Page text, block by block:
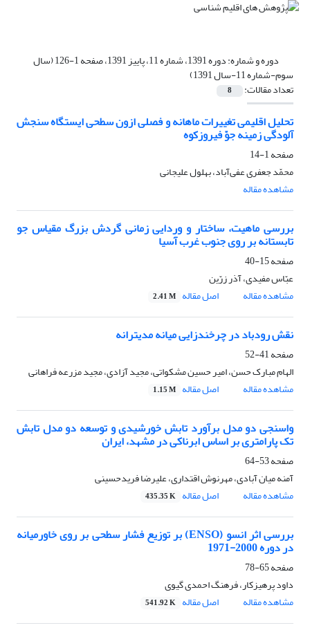
دوره و شماره: دوره 1391، شماره 11، پاییز 1391، صفحه 1-126 (سال
سوم-شماره 11-سال 1391)
تعداد مقالات: 8
تحلیل اقلیمی تغییرات ماهانه و فصلی ازون سطحی ایستگاه سنجش
آلودگی زمینه جوّ فیروزکوه
صفحه1-14
محمّد جعفری ‌عفی‌آباد، بهلول علیجانی
مشاهده مقاله
بررسی ماهیت، ساختار و وردایی زمانی گردش بزرگ مقیاس جو
تابستانه بر روی جنوب غرب آسیا
صفحه15-40
عبّاس مفیدی، آذر زرّین
مشاهده مقاله
اصل مقاله 2.41 M
نقش رودباد در چرخندزایی میانه مدیترانه
صفحه41-52
الهام مبارک حسن، امیر حسین مشکواتی، مجید آزادی، مجید مزرعه فراهانی
مشاهده مقاله
اصل مقاله 1.15 M
واسنجی دو مدل برآورد تابش خورشیدی و توسعه دو مدل تابش
تک پارامتری بر اساس ابرناکی در مشهد، ایران
صفحه53-64
آمنه میان آبادی، مهرنوش اقتداری، علیرضا فریدحسینی
مشاهده مقاله
اصل مقاله 435.35 K
بررسی اثر انسو (ENSO) بر توزیع فشار سطحی بر روی خاورمیانه
در دوره 2000-1971
صفحه65-78
داود پرهیزکار، فرهنگ احمدی گیوی
مشاهده مقاله
اصل مقاله 541.92 K